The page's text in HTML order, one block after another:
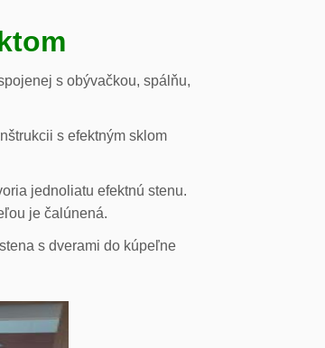
s obývačkou, spálňu,
s efektným sklom
jednoliatu efektnú stenu.
je čalúnená.
s dverami do kúpeľne